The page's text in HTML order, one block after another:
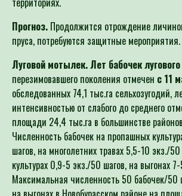
Прогноз. Продолжится отрождение
пруса, потребуются защитные мероприятия.
Луговой мотылек. Лет бабочек
перезимовавшего поколения отмеченс 11
обследованных 74,1 тыс.га сельхозугодий,
интенсивностью от слабого до среднего
площади 24,4 тыс.га в большинстве
Численность бабочек на пропашных
шагов, на многолетних травах 5,5-10 экз./
культурах 0,9-5 экз./50 шагов, на выгонах
Максимальная численность 50 бабочек/50
на выгонах в Новобурасском районе на